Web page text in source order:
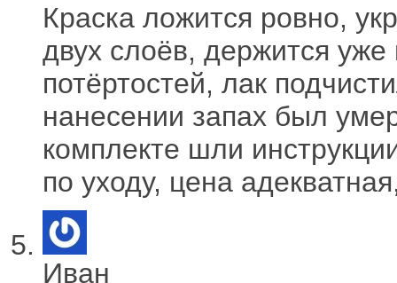
Краска ложится ровно,
двух слоёв, держится уже
потёртостей, лак
нанесении запах был
комплекте шли
по уходу, цена
Иван